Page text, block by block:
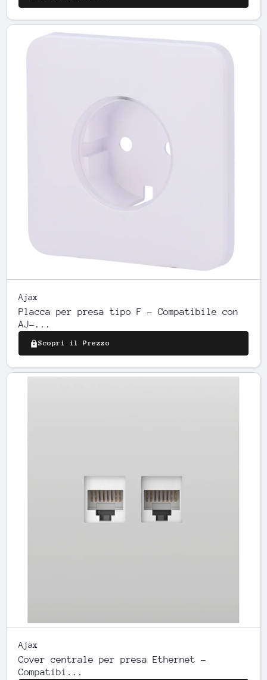
Ajax
Placca per presa tipo F - Compatibile con
AJ-...
Scopri il Prezzo
Ajax
Cover centrale per presa Ethernet -
Compatibi...